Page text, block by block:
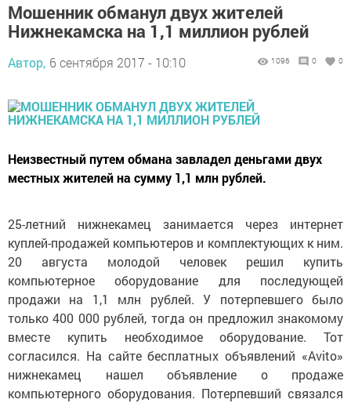
Мошенник обманул двух жителей
Нижнекамска на 1,1 миллион рублей
Автор, 6 сентября 2017 - 10:10 1096 0 0
Неизвестный путем обмана завладел деньгами двух
местных жителей на сумму 1,1 млн рублей.
25-летний нижнекамец занимается через интернет
куплей-продажей компьютеров и комплектующих к ним.
20 августа молодой человек решил купить
компьютерное оборудование для последующей
продажи на 1,1 млн рублей. У потерпевшего было
только 400 000 рублей, тогда он предложил знакомому
вместе купить необходимое оборудование. Тот
согласился. На сайте бесплатных объявлений «Avito»
нижнекамец нашел объявление о продаже
компьютерного оборудования. Потерпевший связался